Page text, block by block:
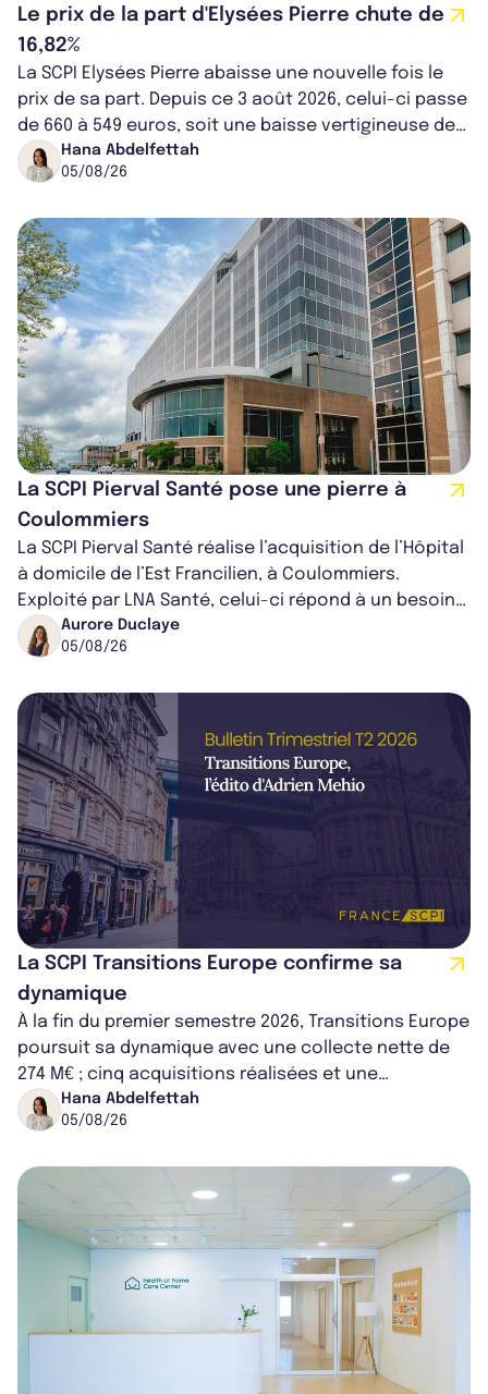
Le prix de la part d'Elysées Pierre chute de
16,82%
La SCPI Elysées Pierre abaisse une nouvelle fois le
prix de sa part. Depuis ce 3 août 2026, celui-ci passe
de 660 à 549 euros, soit une baisse vertigineuse de
16,82%. Cette nouvell...
Hana Abdelfettah
05/08/26
La SCPI Pierval Santé pose une pierre à
Coulommiers
La SCPI Pierval Santé réalise l’acquisition de l’Hôpital
à domicile de l’Est Francilien, à Coulommiers.
Exploité par LNA Santé, celui-ci répond à un besoin
médical croissant, qui s...
Aurore Duclaye
05/08/26
La SCPI Transitions Europe confirme sa
dynamique
À la fin du premier semestre 2026, Transitions Europe
poursuit sa dynamique avec une collecte nette de
274 M€ ; cinq acquisitions réalisées et une
capitalisation portée à 1,38 Md€....
Hana Abdelfettah
05/08/26